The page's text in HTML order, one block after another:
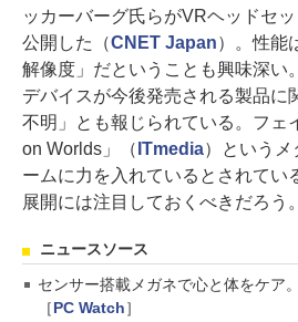
ッカーバーグ氏らがVRヘッドセ
公開した（CNET Japan）。性能
解像度」だということも興味深い
デバイスが今後発売される製品に
不明」とも報じられている。フェ
on Worlds」（ ITmedia）というメ
ームに力を入れているとされてい
展開には注目しておくべきだろう。
ニュースソース
センサー搭載メガネで心と体をケア
［PC Watch］